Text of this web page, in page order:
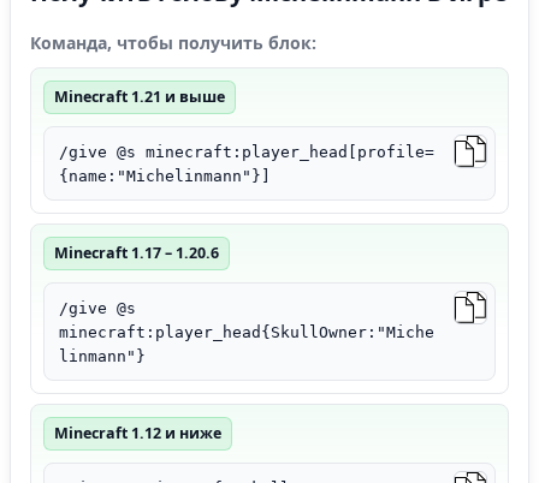
Команда, чтобы получить блок:
Minecraft 1.21 и выше
/give @s minecraft:player_head[profile=
{name:"Michelinmann"}]
Minecraft 1.17 – 1.20.6
/give @s
minecraft:player_head{SkullOwner:"Miche
linmann"}
Minecraft 1.12 и ниже